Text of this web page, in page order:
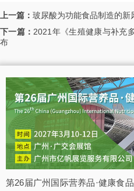
上一篇： 玻尿酸为功能食品制造的新
下一篇： 2021年《生殖健康与补充
布
第26届广州国际营养品·健康食